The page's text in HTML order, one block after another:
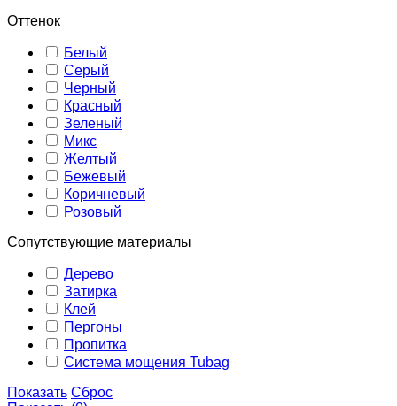
Оттенок
Белый
Серый
Черный
Красный
Зеленый
Микс
Желтый
Бежевый
Коричневый
Розовый
Сопутствующие материалы
Дерево
Затирка
Клей
Пергоны
Пропитка
Система мощения Tubag
Показать Сброс